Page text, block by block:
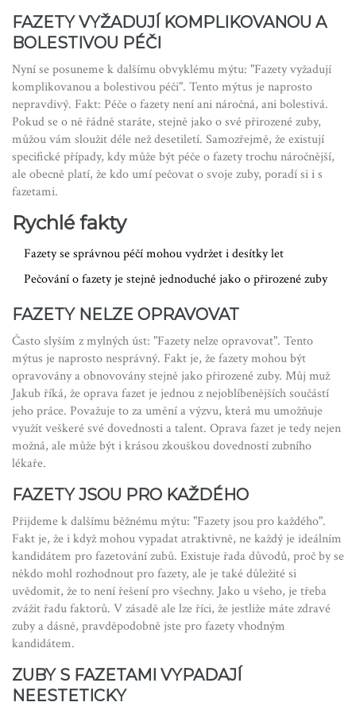
FAZETY VYŽADUJÍ KOMPLIKOVANOU A
BOLESTIVOU PÉČI
Nyní se posuneme k dalšímu obvyklému mýtu: "Fazety vyžadují
komplikovanou a bolestivou péči". Tento mýtus je naprosto
nepravdivý. Fakt: Péče o fazety není ani náročná, ani bolestivá.
Pokud se o ně řádně staráte, stejně jako o své přirozené zuby,
můžou vám sloužit déle než desetiletí. Samozřejmě, že existují
specifické případy, kdy může být péče o fazety trochu náročnější,
ale obecně platí, že kdo umí pečovat o svoje zuby, poradí si i s
fazetami.
Rychlé fakty
Fazety se správnou péčí mohou vydržet i desítky let
Pečování o fazety je stejně jednoduché jako o přirozené zuby
FAZETY NELZE OPRAVOVAT
Často slyším z mylných úst: "Fazety nelze opravovat". Tento
mýtus je naprosto nesprávný. Fakt je, že fazety mohou být
opravovány a obnovovány stejně jako přirozené zuby. Můj muž
Jakub říká, že oprava fazet je jednou z nejoblíbenějších součástí
jeho práce. Považuje to za umění a výzvu, která mu umožňuje
využít veškeré své dovednosti a talent. Oprava fazet je tedy nejen
možná, ale může být i krásou zkouškou dovedností zubního
lékaře.
FAZETY JSOU PRO KAŽDÉHO
Přijdeme k dalšímu běžnému mýtu: "Fazety jsou pro každého".
Fakt je, že i když mohou vypadat atraktivně, ne každý je ideálním
kandidátem pro fazetování zubů. Existuje řada důvodů, proč by se
někdo mohl rozhodnout pro fazety, ale je také důležité si
uvědomit, že to není řešení pro všechny. Jako u všeho, je třeba
zvážit řadu faktorů. V zásadě ale lze říci, že jestliže máte zdravé
zuby a dásně, pravděpodobně jste pro fazety vhodným
kandidátem.
ZUBY S FAZETAMI VYPADAJÍ
NEESTETICKY